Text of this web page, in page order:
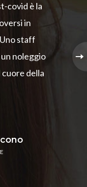
covid è la
in
staff
noleggio
della